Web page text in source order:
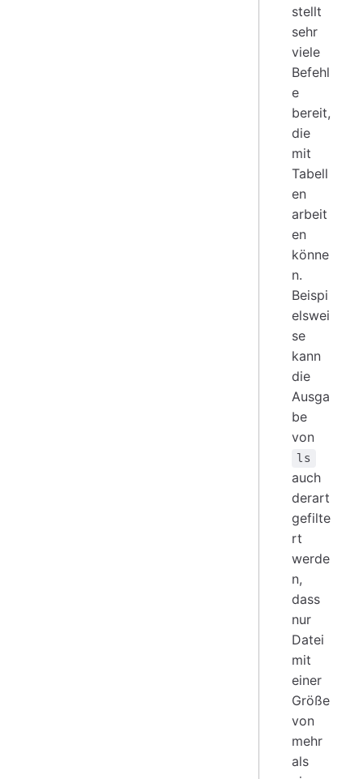
stellt
sehr
viele
Befehl
e
bereit,
die
mit
Tabell
en
arbeit
en
könne
n.
Beispi
elswei
se
kann
die
Ausga
be
von
ls
auch
derart
gefilte
rt
werde
n,
dass
nur
Datei
mit
einer
Größe
von
mehr
als